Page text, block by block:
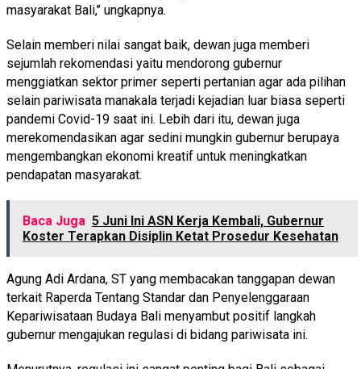
masyarakat Bali,’’ ungkapnya.
Selain memberi nilai sangat baik, dewan juga memberi
sejumlah rekomendasi yaitu mendorong gubernur
menggiatkan sektor primer seperti pertanian agar ada pilihan
selain pariwisata manakala terjadi kejadian luar biasa seperti
pandemi Covid-19 saat ini. Lebih dari itu, dewan juga
merekomendasikan agar sedini mungkin gubernur berupaya
mengembangkan ekonomi kreatif untuk meningkatkan
pendapatan masyarakat.
Baca Juga 5 Juni Ini ASN Kerja Kembali, Gubernur
Koster Terapkan Disiplin Ketat Prosedur Kesehatan
Agung Adi Ardana, ST yang membacakan tanggapan dewan
terkait Raperda Tentang Standar dan Penyelenggaraan
Kepariwisataan Budaya Bali menyambut positif langkah
gubernur mengajukan regulasi di bidang pariwisata ini.